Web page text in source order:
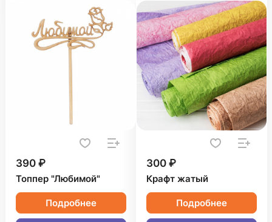
390 ₽
Топпер "Любимой"
Подробнее
300 ₽
Крафт жатый
Подробнее